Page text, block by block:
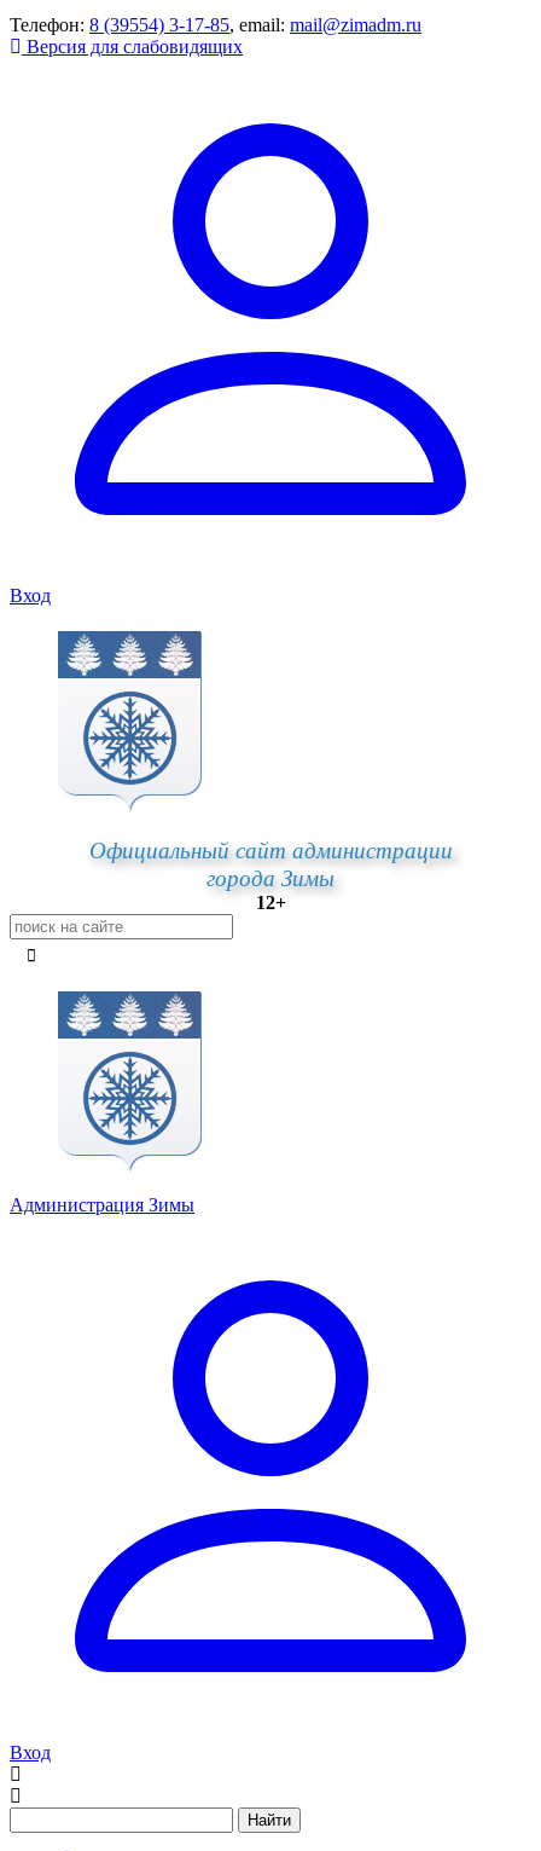
Телефон: 8 (39554) 3-17-85, email: mail@zimadm.ru
Версия для слабовидящих
Вход
Официальный сайт администрации
города Зимы
12+
Администрация Зимы
Вход
Найти